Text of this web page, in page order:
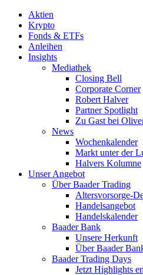
Aktien
Krypto
Fonds & ETFs
Anleihen
Insights
Mediathek
Closing Bell
Corporate Corner
Robert Halver
Partner Spotlight
Zu Gast bei
News
Wochenkalender
Markt unter der
Halvers Kolumne
Unser Angebot
Über Baader Trading
Altersvorsorge-
Handelsangebot
Handelskalender
Baader Bank
Unsere Herkunft
Über Baader
Baader Trading Days
Jetzt Highlights